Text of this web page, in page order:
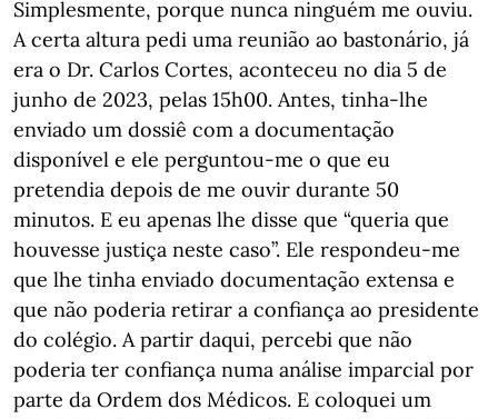
Simplesmente, porque nunca ninguém me ouviu.
A certa altura pedi uma reunião ao bastonário, já
era o Dr. Carlos Cortes, aconteceu no dia 5 de
junho de 2023, pelas 15h00. Antes, tinha-lhe
enviado um dossiê com a documentação
disponível e ele perguntou-me o que eu
pretendia depois de me ouvir durante 50
minutos. E eu apenas lhe disse que “queria que
houvesse justiça neste caso”. Ele respondeu-me
que lhe tinha enviado documentação extensa e
que não poderia retirar a confiança ao presidente
do colégio. A partir daqui, percebi que não
poderia ter confiança numa análise imparcial por
parte da Ordem dos Médicos. E coloquei um